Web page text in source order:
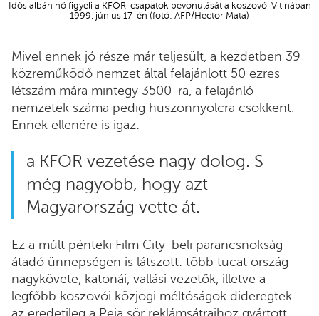
Idős albán nő figyeli a KFOR-csapatok bevonulását a koszovói Vitinában
1999. június 17-én (fotó: AFP/Hector Mata)
Mivel ennek jó része már teljesült, a kezdetben 39
közreműködő nemzet által felajánlott 50 ezres
létszám mára mintegy 3500-ra, a felajánló
nemzetek száma pedig huszonnyolcra csökkent.
Ennek ellenére is igaz:
a KFOR vezetése nagy dolog. S
még nagyobb, hogy azt
Magyarország vette át.
Ez a múlt pénteki Film City-beli parancsnokság-
átadó ünnepségen is látszott: több tucat ország
nagykövete, katonái, vallási vezetők, illetve a
legfőbb koszovói közjogi méltóságok dideregtek
az eredetileg a Peja sör reklámsátraihoz gyártott